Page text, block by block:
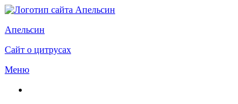
Апельсин
Сайт о цитрусах
Меню